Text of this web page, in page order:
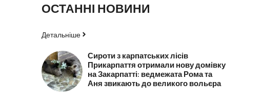
ОСТАННІ НОВИНИ
Детальніше
Сироти з карпатських лісів
Прикарпаття отримали нову домівку
на Закарпатті: ведмежата Рома та
Аня звикають до великого вольєра